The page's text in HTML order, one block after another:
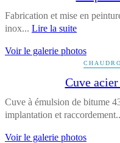
Fabrication et mise en
inox... Lire la suite
Voir le galerie photos
Cuve
Cuve à émulsion de bitume
implantation et
Voir le galerie photos